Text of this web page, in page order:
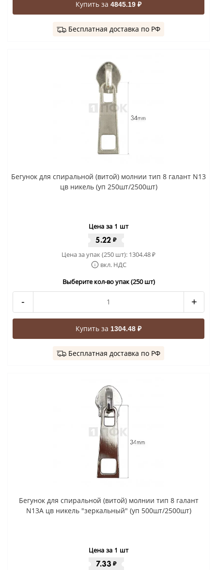
Купить за 4845.19 ₽
Бесплатная доставка по РФ
Бегунок для спиральной (витой) молнии тип 8 галант N13
цв никель (уп 250шт/2500шт)
Цена за 1 шт
5.22 ₽
Цена за упак (250 шт): 1304.48₽
вкл. НДС
Выберите кол-во упак (250 шт)
- +
Купить за 1304.48 ₽
Бесплатная доставка по РФ
Бегунок для спиральной (витой) молнии тип 8 галант
N13A цв никель "зеркальный" (уп 500шт/2500шт)
Цена за 1 шт
7.33 ₽